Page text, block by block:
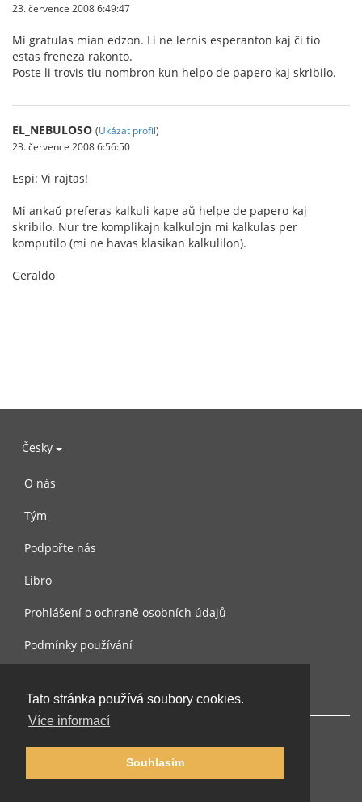
Tato stránka používá soubory cookies.
Více informací
Souhlasím
23. července 2008 6:49:47
Mi gratulas mian edzon. Li ne lernis esperanton kaj ĉi tio
estas freneza rakonto.
Poste li trovis tiu nombron kun helpo de papero kaj skribilo.
EL_NEBULOSO (Ukázat profil)
23. července 2008 6:56:50
Espi: Vi rajtas!
Mi ankaŭ preferas kalkuli kape aŭ helpe de papero kaj
skribilo. Nur tre komplikajn kalkulojn mi kalkulas per
komputilo (mi ne havas klasikan kalkulilon).
Geraldo
Česky
O nás
Tým
Podpořte nás
Libro
Prohlášení o ochraně osobních údajů
Podmínky používání
© 2002-2026 lernu.net |Impressum